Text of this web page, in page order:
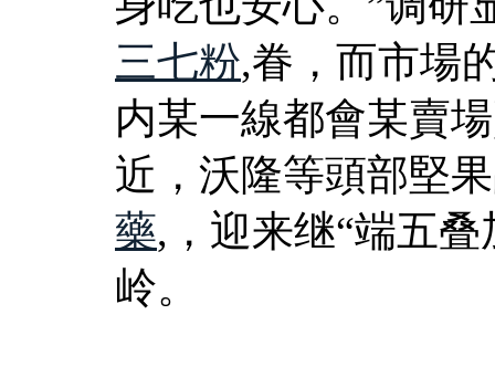
三七粉,眷，而市場
内某一線都會某賣
近，沃隆等頭部堅
藥,，迎来继“端五
岭。